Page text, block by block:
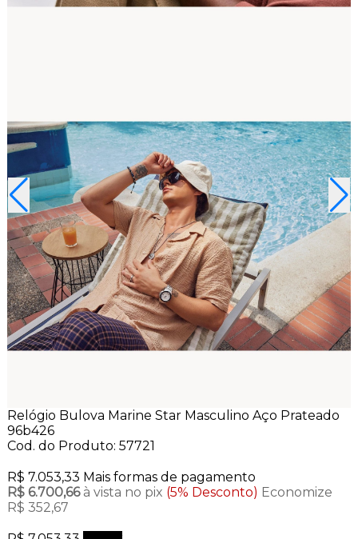
Relógio Bulova Marine Star Masculino Aço Prateado
96b426
Cod. do Produto: 57721
R$ 7.053,33 Mais formas de pagamento
R$ 6.700,66 à vista no pix (5% Desconto) Economize
R$ 352,67